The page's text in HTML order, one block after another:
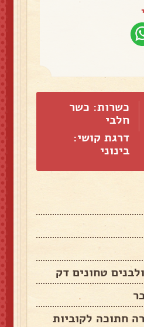
כשרות: כשר
חלבי
דרגת קושי:
בינוני